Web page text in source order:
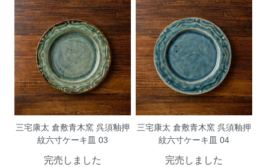
三宅康太 倉敷青木窯 呉須釉押
紋六寸ケーキ皿 03
完売しました
三宅康太 倉敷青木窯 呉須釉押
紋六寸ケーキ皿 04
完売しました